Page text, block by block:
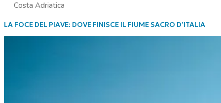
Costa Adriatica
LA FOCE DEL PIAVE: DOVE FINISCE IL FIUME SACRO D’ITALIA